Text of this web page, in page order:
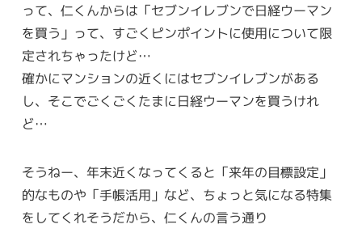
って、仁くんからは「セブンイレブンで日経ウーマン
を買う」って、すごくピンポイントに使用について限
定されちゃったけど…
確かにマンションの近くにはセブンイレブンがある
し、そこでごくごくたまに日経ウーマンを買うけれ
ど…
そうねー、年末近くなってくると「来年の目標設定」
的なものや「手帳活用」など、ちょっと気になる特集
をしてくれそうだから、仁くんの言う通り